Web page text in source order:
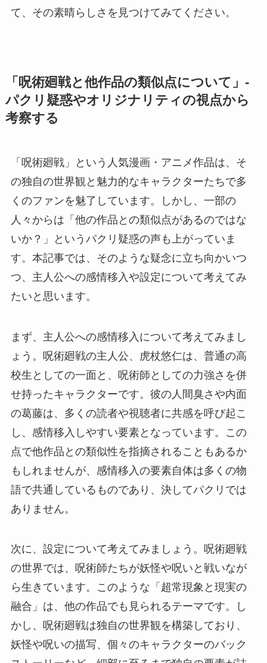
て、その素晴らしさを見つけてみてください。
「呪術廻戦と他作品の類似点について」-
パクリ疑惑やオリジナリティの視点から
考察する
「呪術廻戦」という人気漫画・アニメ作品は、そ
の独自の世界観と魅力的なキャラクターたちで多
くのファンを魅了しています。しかし、一部の
人々からは「他の作品との類似点があるのではな
いか？」というパクリ疑惑の声も上がっていま
す。本記事では、そのような疑念に立ち向かいつ
つ、主人公への感情移入や設定について考えてみ
たいと思います。
まず、主人公への感情移入について考えてみまし
ょう。呪術廻戦の主人公、虎杖悠仁は、普通の高
校生としての一面と、呪術師としての力強さを併
せ持ったキャラクターです。彼の人間臭さや内面
の葛藤は、多くの読者や視聴者に共感を呼び起こ
し、感情移入しやすい要素となっています。この
点で他作品との類似性を指摘されることもあるか
もしれませんが、感情移入の要素自体は多くの物
語で共通しているものであり、決してパクリでは
ありません。
次に、設定について考えてみましょう。呪術廻戦
の世界では、呪術師たちが妖怪や呪いと戦いなが
ら生きています。このような「超常現象と現実の
融合」は、他の作品でも見られるテーマです。し
かし、呪術廻戦は独自の世界観を構築しており、
妖怪や呪いの描写、個々のキャラクターのバック